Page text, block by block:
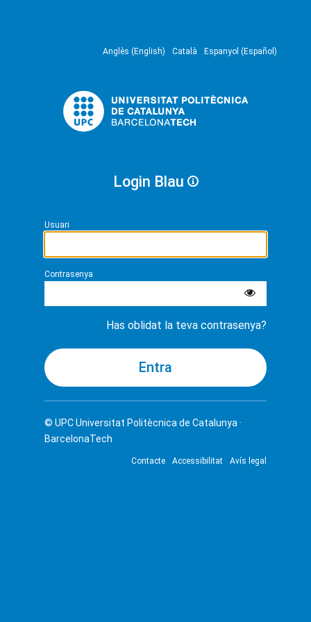
Anglès (English) Català Espanyol (Español)
Login Blau
Usuari
Contrasenya
Has oblidat la teva contrasenya?
© UPCUniversitat Politècnica de Catalunya ·
BarcelonaTech
Contacte Accessibilitat Avís legal